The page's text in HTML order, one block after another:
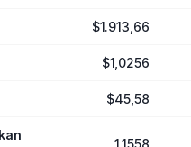
$1.913,66
$1,0256
$45,58
1,1558